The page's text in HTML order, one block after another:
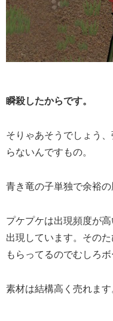
瞬殺したからです。
そりゃあそうでしょう
らないんですもの。
青き竜の子単独で余裕の
プケプケは出現頻度が
出現しています。その
もらってるのでむしろ
素材は結構高く売れます